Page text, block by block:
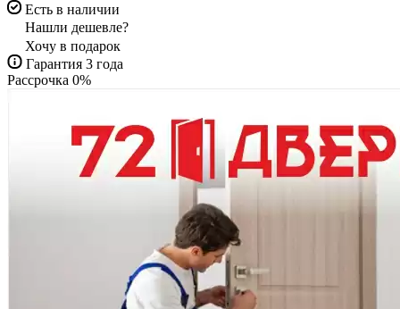
Есть в наличии
Нашли дешевле?
Хочу в подарок
Гарантия 3 года
Рассрочка 0%